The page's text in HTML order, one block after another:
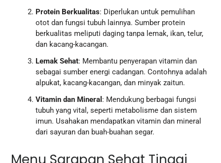
Protein Berkualitas: Diperlukan untuk pemulihan
otot dan fungsi tubuh lainnya. Sumber protein
berkualitas meliputi daging tanpa lemak, ikan, telur,
dan kacang-kacangan.
Lemak Sehat: Membantu penyerapan vitamin dan
sebagai sumber energi cadangan. Contohnya adalah
alpukat, kacang-kacangan, dan minyak zaitun.
Vitamin dan Mineral : Mendukung berbagai fungsi
tubuh yang vital, seperti metabolisme dan sistem
imun. Usahakan mendapatkan vitamin dan mineral
dari sayuran dan buah-buahan segar.
Menu Sarapan Sehat Tinggi